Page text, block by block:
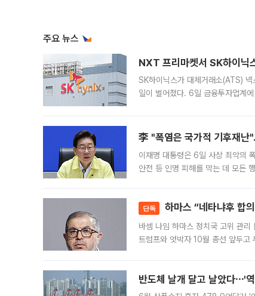
주요 뉴스
NXT 프리마켓서 SK하이닉
SK하이닉스가 대체거래소(ATS)
일이 벌어졌다. 6일 금융투자업계
李 "폭염은 국가적 기후재난
이재명 대통령은 6일 사상 최악의
안전 등 인명 피해를 막는 데 모든
단독 하마스 “네타냐후 합
바셈 나임 하마스 정치국 고위 관
트럼프와 엇박자 10월 총선 앞두고
반도체 날개 달고 날았다⋯'